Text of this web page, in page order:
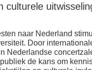
culturele
naar Nederland
Door
Nederlandse
de kans om